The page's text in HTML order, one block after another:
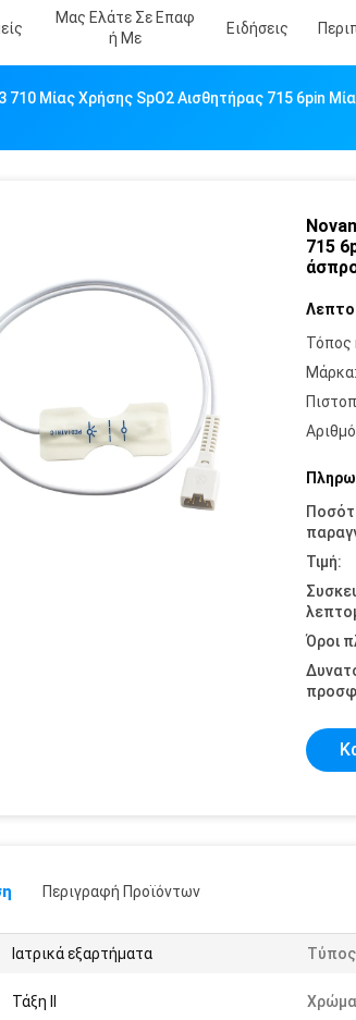
Μας Ελάτε Σε Επαφ
Ή Με
Ειδήσεις
710 Μίας Χρήσης SpO2 Αισθητήρας 715 6pin
715
Τόπος
Μάρκα:
Τιμή:
Όροι
Περιγραφή Προϊόντων
Ιατρικά εξαρτήματα
Τάξη ΙΙ